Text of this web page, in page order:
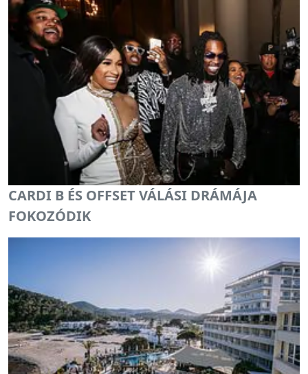
CARDI B ÉS OFFSET VÁLÁSI DRÁMÁJA
FOKOZÓDIK